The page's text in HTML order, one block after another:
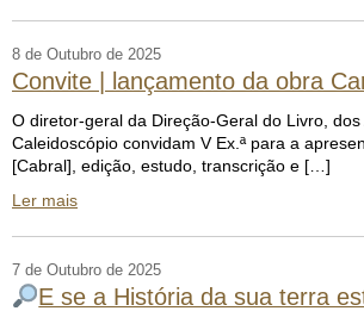
8 de Outubro de 2025
Convite | lançamento da obra
O diretor-geral da Direção-Geral do Livro,
Caleidoscópio convidam V Ex.ª para a
[Cabral], edição, estudo, transcrição e […]
Ler mais
7 de Outubro de 2025
E se a História da sua terra